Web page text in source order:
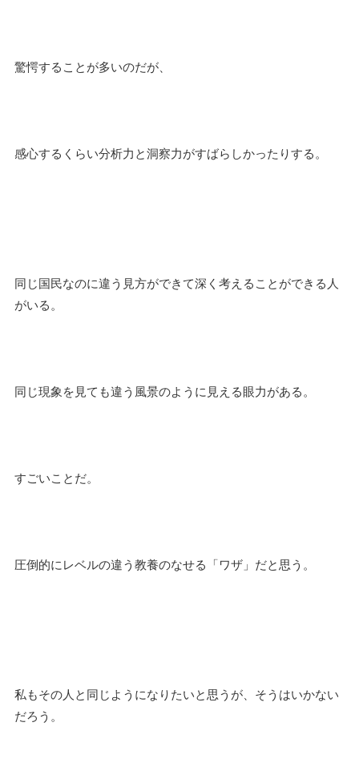
驚愕することが多いのだが、
感心するくらい分析力と洞察力がすばらしかったりする。
同じ国民なのに違う見方ができて深く考えることができる人
がいる。
同じ現象を見ても違う風景のように見える眼力がある。
すごいことだ。
圧倒的にレベルの違う教養のなせる「ワザ」だと思う。
私もその人と同じようになりたいと思うが、そうはいかない
だろう。